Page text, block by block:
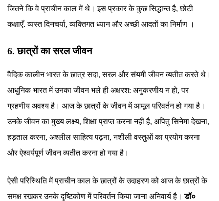
जितने कि वे प्राचीन काल में थे। इस प्रकार के कुछ सिद्धान्त है, छोटी
कक्षाएँ. व्यस्त दिनचर्या, व्यक्तिगत ध्यान और अच्छी आदतों का निर्माण ।
6. छात्रों का सरल जीवन
वैदिक कालीन भारत के छात्र सदा, सरल और संयमी जीवन व्यतीत करते थे।
आधुनिक भारत में उनका जीवन भले ही अक्षरश: अनुकरणीय न हो, पर
ग्रहणीय अवश्य है। आज के छात्रों के जीवन में आमूल परिवर्तन हो गया है।
उनके जीवन का मुख्य लक्ष्य, शिक्षा प्राप्त करना नहीं है, अपितु सिनेमा देखना,
हड़ताल करना, अश्लील साहित्य पढ़ना, नशीली वस्तुओं का प्रयोग करना
और ऐश्वर्यपूर्ण जीवन व्यतीत करना हो गया है।
ऐसी परिस्थिति में प्राचीन काल के छात्रों के उदाहरण को आज के छात्रों के
समक्ष रखकर उनके दृष्टिकोण में परिवर्तन किया जाना अनिवार्य है।डॉ०